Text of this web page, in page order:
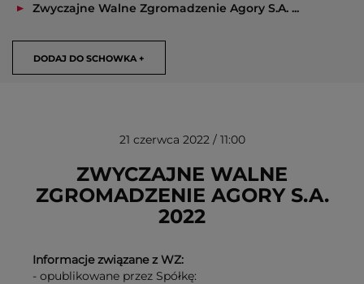
Zwyczajne Walne Zgromadzenie Agory S.A. ...
DODAJ DO SCHOWKA +
21 czerwca 2022 / 11:00
ZWYCZAJNE WALNE
ZGROMADZENIE AGORY S.A.
2022
Informacje związane z WZ:
- opublikowane przez Spółkę: